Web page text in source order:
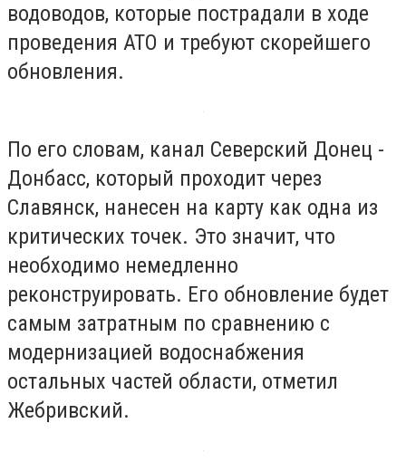
водоводов, которые пострадали в ходе
проведения АТО и требуют скорейшего
обновления.
По его словам, канал Северский Донец -
Донбасс, который проходит через
Славянск, нанесен на карту как одна из
критических точек. Это значит, что
необходимо немедленно
реконструировать. Его обновление будет
самым затратным по сравнению с
модернизацией водоснабжения
остальных частей области, отметил
Жебривский.